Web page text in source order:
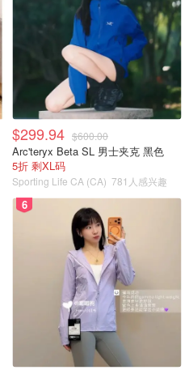
$299.94 $600.00
Arc'teryx Beta SL 男士夹克 黑色
5折 剩XL码
Sporting Life CA (CA) 781人感兴趣
6